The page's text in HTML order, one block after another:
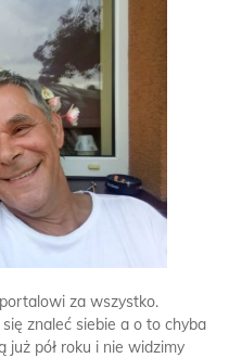
za wszystko.
znaleć siebie a o to chyba
już pół roku i nie widzimy